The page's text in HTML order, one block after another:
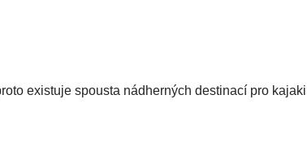
existuje spousta nádherných destinací pro